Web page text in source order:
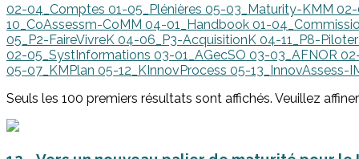
02-04_Comptes 01-05_Plénières 05-03_Maturity-KMM
10_CoAssessm-CoMM 04-01_Handbook 01-
05_P2-FaireVivreK 04-06_P3-AcquisitionK 04-11_P8-
02-05_SystInformations 03-01_AGecSO 03-03_AFNOR
05-07_KMPlan 05-12_KInnovProcess 05-13_InnovAssess-
Seuls les 100 premiers résultats sont affichés. Veuillez